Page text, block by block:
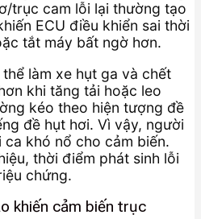
trục cam lỗi lại thường tạo
ECU điều khiển sai thời
tắt máy bất ngờ hơn.
làm xe hụt ga và chết
khi tăng tải hoặc leo
kéo theo hiện tượng đề
đề hụt hơi. Vì vậy, người
khó nổ cho cảm biến.
thời điểm phát sinh lỗi
chứng.
khiến cảm biến trục